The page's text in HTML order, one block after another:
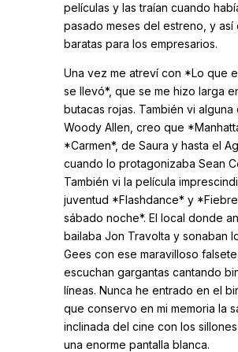
películas y las traían cuando
pasado meses del estreno, y así
baratas para los empresarios.
Una vez me atreví con *Lo que
se llevó*, que se me hizo larga
butacas rojas. También vi alguna
Woody Allen, creo que
*Carmen*, de Saura y hasta el
cuando lo protagonizaba Sean
También vi la película
juventud *Flashdance* y
sábado noche*. El local donde
bailaba Jon Travolta y sonaban
Gees con ese maravilloso
escuchan gargantas cantando
líneas. Nunca he entrado en el
que conservo en mi memoria la
inclinada del cine con los
una enorme pantalla blanca.